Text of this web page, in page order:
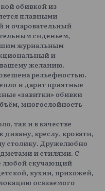
Joya 003 Joya 004
Joya 007 Joya 008
15 300 ₽
Merino 003 Merino 004
обивкой из
плавными
очаровательный
сиденьем,
журнальным
и
желанию.
рельефностью.
и дарит приятные
«завитки» обивки
многослойность
так и в качестве
креслу, кровати,
столику. Дружелюбно
и стилями. С
любой скучающий
кухни, прихожей,
осязаемого